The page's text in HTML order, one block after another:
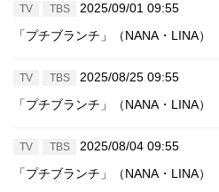
TV TBS
2025/09/01 09:55
「プチブランチ」（NANA・LINA）
TV TBS
2025/08/25 09:55
「プチブランチ」（NANA・LINA）
TV TBS
2025/08/04 09:55
「プチブランチ」（NANA・LINA）